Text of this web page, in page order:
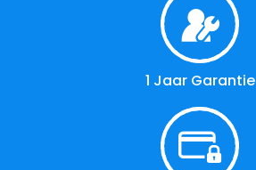
1 Jaar Garantie